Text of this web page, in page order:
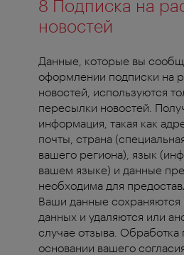
8 Подписка на
новостей
Данные, которые вы
оформлении подписки на
новостей, используются
пересылки новостей.
информация, такая как
почты, страна
вашего региона), язык
вашем языке) и данные
необходима для
Ваши данные сохраняются
данных и удаляются или
случае отзыва. Обработка
основании вашего